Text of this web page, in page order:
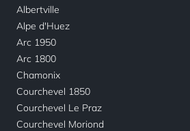
Albertville
Alpe d'Huez
Arc 1950
Arc 1800
Chamonix
Courchevel 1850
Courchevel Le Praz
Courchevel Moriond